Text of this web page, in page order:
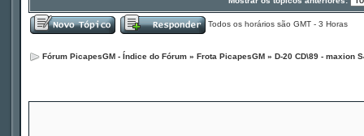
Todos os horários são GMT - 3 Horas
Fórum PicapesGM - Índice do Fórum » Frota PicapesGM » D-20 CD\89 - maxion